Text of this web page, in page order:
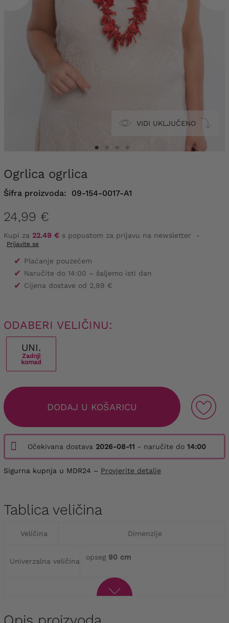
VIDI UKLJUČENO
ogrlica ogrlica
Šifra proizvoda: 09-154-0017-A1
24,99 €
Kupi za 22.49 € s popustom za prijavu na newsletter -
Prijavite se
✔ Plaćanje pouzećem
✔ Naručite do 14:00 – šaljemo isti dan
✔ Cijena dostave od 2,99 €
ODABERI VELIČINU:
UNI.
Zadnji
komad
DODAJ U KOŠARICU
Očekivana dostava 2026-08-11 - naručite do 14:00
Sigurna kupnja u MDR24 – Provjerite detalje
Tablica veličina
Veličina Dimenzije
Univerzalna veličina opseg 90 cm